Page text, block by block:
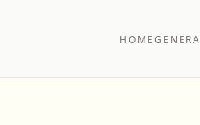
HOMEGENERA